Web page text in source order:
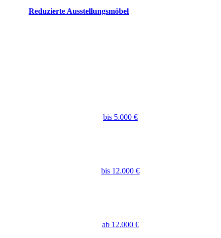
Reduzierte Ausstellungsmöbel
bis 5.000 €
bis 12.000 €
ab 12.000 €